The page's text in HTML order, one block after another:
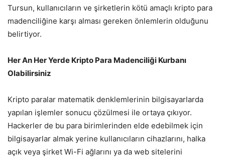
Tursun, kullanıcıların ve şirketlerin kötü amaçlı kripto para
madenciliğine karşı alması gereken önlemlerin olduğunu
belirtiyor.
Her An Her Yerde Kripto Para Madenciliği Kurbanı
Olabilirsiniz
Kripto paralar matematik denklemlerinin bilgisayarlarda
yapılan işlemler sonucu çözülmesi ile ortaya çıkıyor.
Hackerler de bu para birimlerinden elde edebilmek için
bilgisayarlar almak yerine kullanıcıların cihazlarını, halka
açık veya şirket Wi-Fi ağlarını ya da web sitelerini